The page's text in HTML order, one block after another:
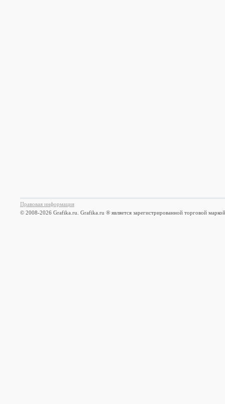
Правовая информация
© 2008-2026 Grafika.ru. Grafika.ru ® является зарегистрированной торговой маркой